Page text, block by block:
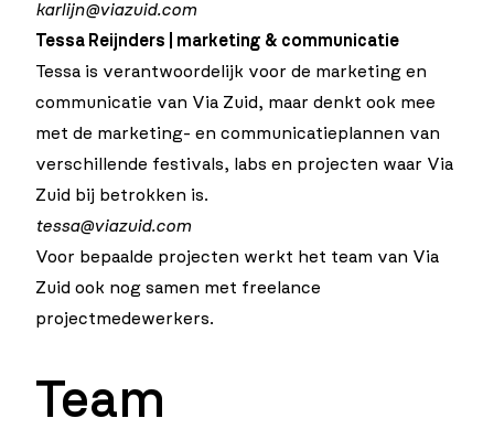
karlijn@viazuid.com
Tessa Reijnders | marketing & communicatie
Tessa is verantwoordelijk voor de marketing en
communicatie van Via Zuid, maar denkt ook mee
met de marketing- en communicatieplannen van
verschillende festivals, labs en projecten waar Via
Zuid bij betrokken is.
tessa@viazuid.com
Voor bepaalde projecten werkt het team van Via
Zuid ook nog samen met freelance
projectmedewerkers.
Team